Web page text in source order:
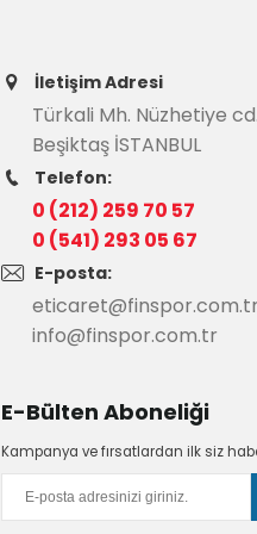
İletişim Adresi
Türkali Mh. Nüzhetiye
Beşiktaş İSTANBUL
Telefon:
0 (212) 259 70 57
0 (541) 293 05 67
E-posta:
eticaret@finspor.com.tr
info@finspor.com.tr
E-Bülten Aboneliği
Kampanya ve fırsatlardan ilk siz